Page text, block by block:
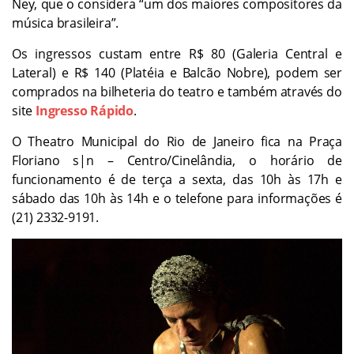
Ney, que o considera “um dos maiores compositores da
música brasileira”.
Os ingressos custam entre R$ 80 (Galeria Central e
Lateral) e R$ 140 (Platéia e Balcão Nobre), podem ser
comprados na bilheteria do teatro e também através do
site Ingresso Rápido.
O Theatro Municipal do Rio de Janeiro fica na Praça
Floriano s|n – Centro/Cinelândia, o horário de
funcionamento é de terça a sexta, das 10h às 17h e
sábado das 10h às 14h e o telefone para informações é
(21) 2332-9191.